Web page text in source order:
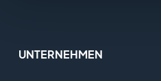
UNTERNEHMEN